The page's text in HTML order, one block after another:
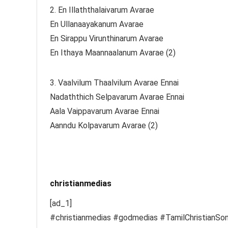
2. En Illaththalaivarum Avarae
En Ullanaayakanum Avarae
En Sirappu Virunthinarum Avarae
En Ithaya Maannaalanum Avarae (2)
3. Vaalvilum Thaalvilum Avarae Ennai
Nadaththich Selpavarum Avarae Ennai
Aala Vaippavarum Avarae Ennai
Aanndu Kolpavarum Avarae (2)
christianmedias
[ad_1]
#christianmedias #godmedias